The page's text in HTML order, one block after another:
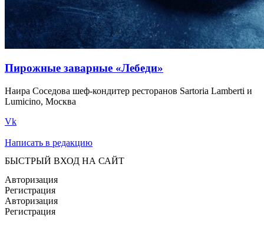
Пирожные заварные «Лебеди»
Наира Соседова шеф-кондитер ресторанов Sartoria Lamberti и
Lumicino, Москва
Vk
Написать в редакцию
БЫСТРЫЙ ВХОД НА САЙТ
Авторизация
Регистрация
Авторизация
Регистрация